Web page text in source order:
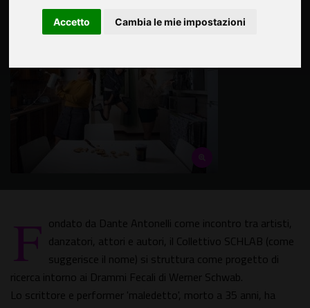
Accetto Cambia le mie impostazioni
F ondato da Dante Antonelli come incontro tra artisti,
danzatori, attori e autori, il Collettivo SCHLAB (come
suggerisce il nome) si struttura come progetto di
ricerca intorno ai Drammi Fecali di Werner Schwab.
Lo scrittore e performer 'maledetto', morto a 35 anni, ha